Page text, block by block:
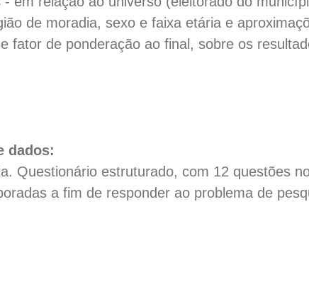
de moradia, sexo e faixa etária e
fator de ponderação ao final, sobre os
dados:
Questionário estruturado, com 12 questões
a fim de responder ao problema de